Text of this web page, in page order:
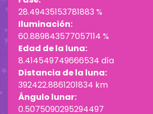
28.49435153781883 %
Iluminación:
60.889843577057114 %
Edad de la luna:
8.414549749666534 día
Distancia de la luna:
392422.8861201834 km
Ángulo lunar:
0.5075090295294497